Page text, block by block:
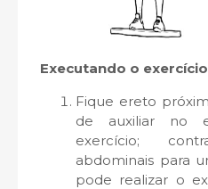
Executando o
Fique ereto
de auxiliar no
exercício;
abdominais para
pode realizar o